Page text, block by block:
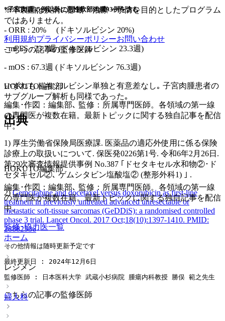
※本製品は疾病の診断・治療・予防を目的としたプログラム
ではありません。
利用規約プライバシーポリシーお問い合わせ
こちらの記事の監修医師
HOKUTO編集部
編集･作図：編集部､ 監修：所属専門医師。各領域の第一線
の専門医が複数在籍。最新トピックに関する独自記事を配信
中。
HOKUTO編集部
編集･作図：編集部､ 監修：所属専門医師。各領域の第一線
の専門医が複数在籍。最新トピックに関する独自記事を配信
中。
監修･協力医一覧
ホーム
レジメン
婦人科
*子宮肉腫35例以外に悪性軟部肉腫93例を含む
- ORR : 20% (ドキソルビシン 20%)
- mPFS : 23.7週 (ドキソルビシン 23.3週)
- mOS : 67.3週 (ドキソルビシン 76.3週)
いずれもドキソルビシン単独と有意差なし｡ 子宮肉腫患者の
サブグループ解析も同様であった｡
出典
1) 厚生労働省保険局医療課. 医薬品の適応外使用に係る保険
診療上の取扱いについて. 保医発0226第1号. 令和6年2月26日.
第29次審査情報提供事例 No.387 ｢ドセタキセル水和物②･ド
セタキセル②､ ゲムシタビン塩酸塩② (整形外科1) ｣ .
2)Gemcitabine and docetaxel versus doxorubicin as first-line
treatment in previously untreated advanced unresectable or
metastatic soft-tissue sarcomas (GeDDiS): a randomised controlled
phase 3 trial. Lancet Oncol. 2017 Oct;18(10):1397-1410. PMID:
28882536
その他情報は随時更新予定です
最終更新日 : 2024年12月6日
監修医師 : 日本医科大学 武蔵小杉病院 腫瘍内科教授 勝俣 範之先生
こちらの記事の監修医師